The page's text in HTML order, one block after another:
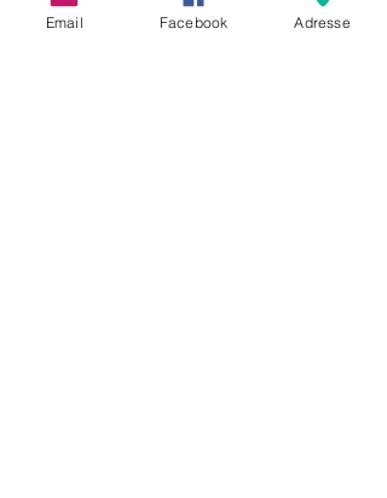
Email Facebook Adresse